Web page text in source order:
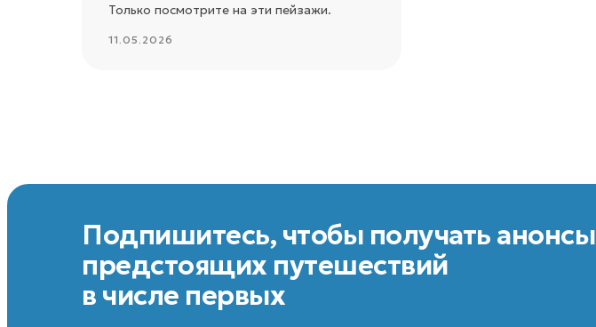
Только посмотрите на эти пейзажи.
11.05.2026
Подпишитесь, чтобы получать анонсы
предстоящих путешествий
в числе первых